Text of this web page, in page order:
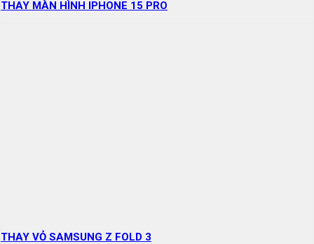
THAY MÀN HÌNH IPHONE 15 PRO
THAY VỎ SAMSUNG Z FOLD 3